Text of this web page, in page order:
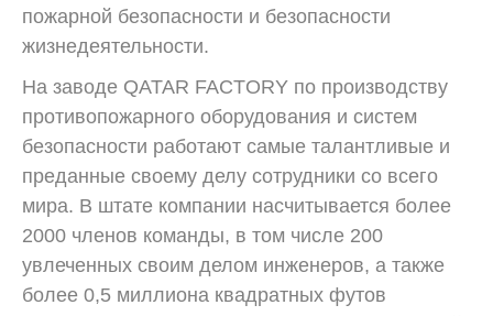
пожарной безопасности и безопасности
жизнедеятельности.
На заводе QATAR FACTORY по производству
противопожарного оборудования и систем
безопасности работают самые талантливые и
преданные своему делу сотрудники со всего
мира. В штате компании насчитывается более
2000 членов команды, в том числе 200
увлеченных своим делом инженеров, а также
более 0,5 миллиона квадратных футов